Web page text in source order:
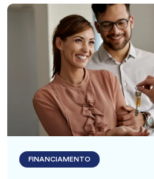
FINANCIAMENTO